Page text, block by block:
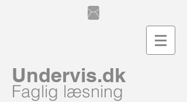
Undervis.dk
Faglig læsning